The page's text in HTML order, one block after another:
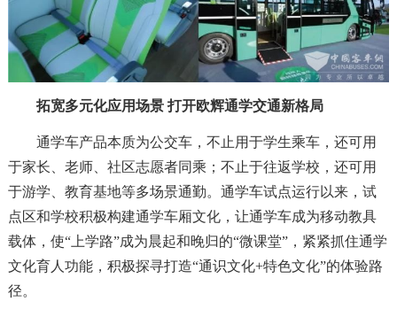
拓宽多元化应用场景 打开欧辉通学交通新格局
通学车产品本质为公交车，不止用于学生乘车，还可用
于家长、老师、社区志愿者同乘；不止于往返学校，还可用
于游学、教育基地等多场景通勤。通学车试点运行以来，试
点区和学校积极构建通学车厢文化，让通学车成为移动教具
载体，使“上学路”成为晨起和晚归的“微课堂”，紧紧抓住通学
文化育人功能，积极探寻打造“通识文化+特色文化”的体验路
径。